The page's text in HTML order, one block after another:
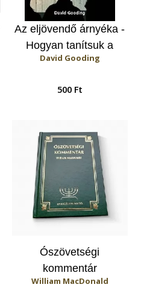
Az eljövendő árnyéka -
Hogyan tanítsuk a
bibliai Szent Sátort?
David Gooding
500 Ft
Ószövetségi
kommentár
William MacDonald